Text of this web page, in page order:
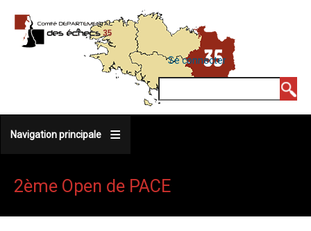
contenu
MENU
DU
COMPTE
DE
Se connecter
Navigation principale
2ème Open de PACE